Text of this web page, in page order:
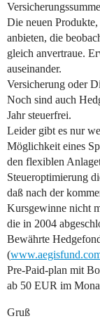
Die neuen
anbieten, die
gleich anvertraue.
auseinander.
Versicherung oder
Noch sind auch
Jahr steuerfrei.
Leider gibt es nur
Möglichkeit eines
den flexiblen
Steueroptimierung
daß nach der
Kursgewinne nicht
die in 2004
Bewährte
(
Pre-Paid-plan mit
ab 50 EUR im
Gruß